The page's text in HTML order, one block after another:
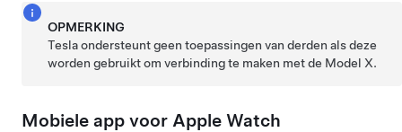
OPMERKING
Tesla ondersteunt geen toepassingen van derden als deze
worden gebruikt om verbinding te maken met de Model X.
Mobiele app voor Apple Watch